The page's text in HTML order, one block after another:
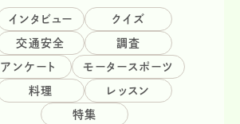
インタビュー クイズ
交通安全 調査
アンケート モータースポーツ
料理 レッスン
特集